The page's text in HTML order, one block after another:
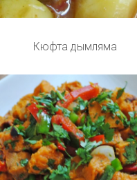
Кюфта дымляма